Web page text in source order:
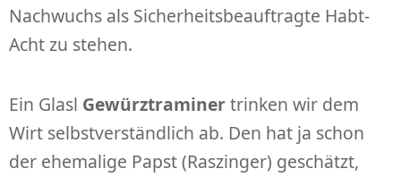
Nachwuchs als Sicherheitsbeauftragte Habt-
Acht zu stehen.
Ein Glasl Gewürztraminertrinken wir dem
Wirt selbstverständlich ab. Den hat ja schon
der ehemalige Papst (Raszinger) geschätzt,